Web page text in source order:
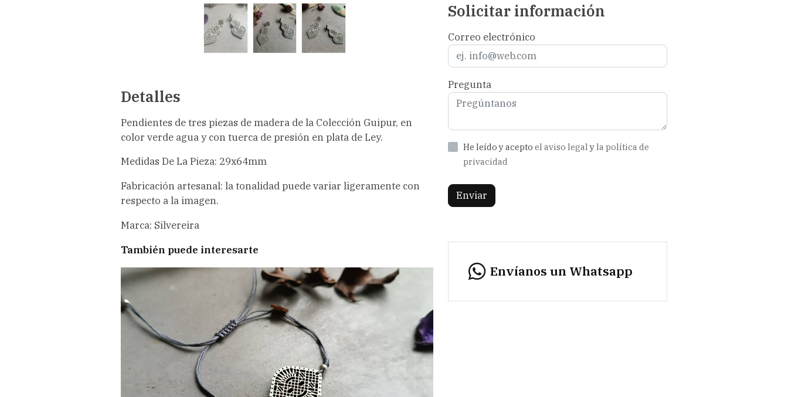
Detalles
Pendientes de tres piezas de madera de la Colección Guipur, en
color verde agua y con tuerca de presión en plata de Ley.
Medidas De La Pieza: 29x64mm
Fabricación artesanal: la tonalidad puede variar ligeramente con
respecto a la imagen.
Marca: Silvereira
También puede interesarte
Solicitar información
Correo electrónico
Pregunta
He leído y acepto el aviso legalyla política de
privacidad
Enviar
Envíanos un Whatsapp